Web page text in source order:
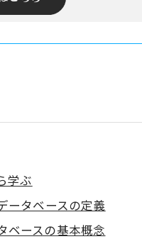
学ぶ
ータベースの定義
ベースの基本概念